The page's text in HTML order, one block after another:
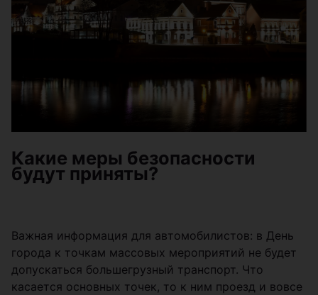
Какие меры безопасности
будут приняты?
Важная информация для автомобилистов: в День
города к точкам массовых мероприятий не будет
допускаться большегрузный транспорт. Что
касается основных точек, то к ним проезд и вовсе